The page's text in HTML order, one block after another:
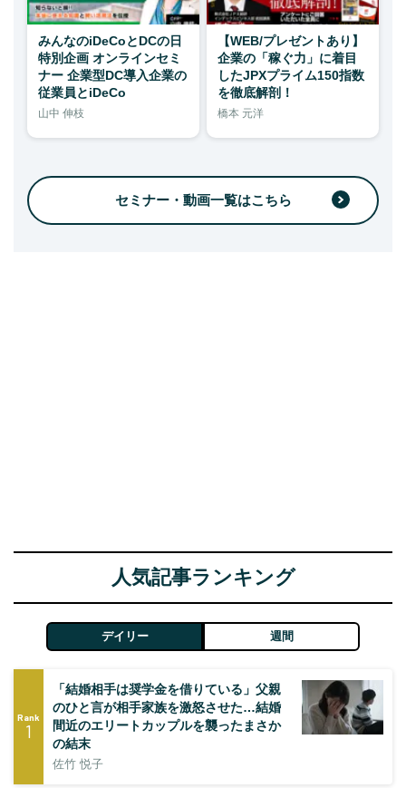
みんなのiDeCoとDCの日
特別企画 オンラインセミ
ナー 企業型DC導入企業の
従業員とiDeCo
山中 伸枝
【WEB/プレゼントあり】
企業の「稼ぐ力」に着目
したJPXプライム150指数
を徹底解剖！
橋本 元洋
セミナー・動画一覧はこちら
人気記事ランキング
デイリー 週間
Rank
1
「結婚相手は奨学金を借りている」父親
のひと言が相手家族を激怒させた…結婚
間近のエリートカップルを襲ったまさか
の結末
佐竹 悦子